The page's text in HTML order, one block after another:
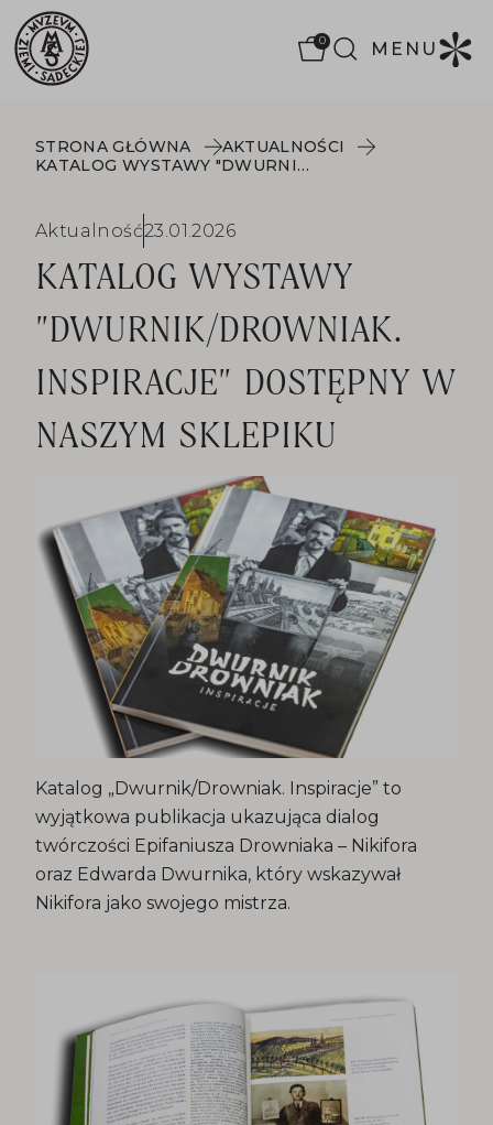
0 MENU
STRONA GŁÓWNA
AKTUALNOŚCI
KATALOG WYSTAWY "DWURNIK/DROWNIAK. INSPIRACJE" DOSTĘPNY W NASZYM SKLEPIKU
Aktualność23.01.2026
KATALOG WYSTAWY
"DWURNIK/DROWNIAK.
INSPIRACJE" DOSTĘPNY W
NASZYM SKLEPIKU
Katalog „Dwurnik/Drowniak. Inspiracje” to
wyjątkowa publikacja ukazująca dialog
twórczości Epifaniusza Drowniaka – Nikifora
oraz Edwarda Dwurnika, który wskazywał
Nikifora jako swojego mistrza.